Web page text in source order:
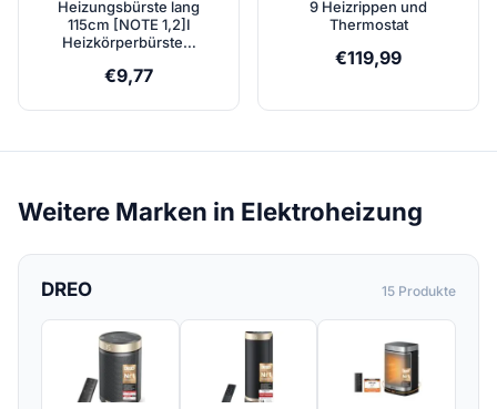
Heizungsbürste lang
115cm [NOTE 1,2]I
Heizkörperbürste…
€9,77
9 Heizrippen und
Thermostat
€119,99
Weitere Marken in Elektroheizung
DREO 15 Produkte